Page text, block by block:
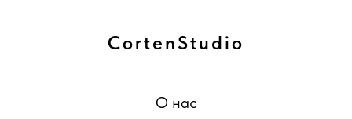
CortenStudio
О нас